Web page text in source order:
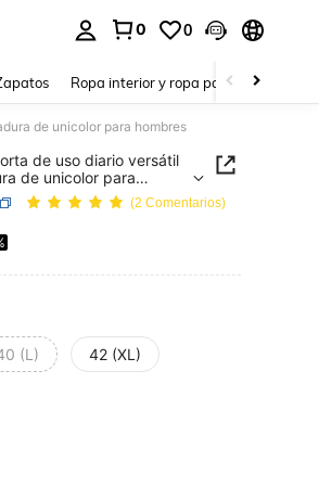
0 0
Ropa interior y ropa para dormir
de unicolor para hombres
de uso diario versátil
de unicolor para
(2 Comentarios)
(L) 42 (XL)